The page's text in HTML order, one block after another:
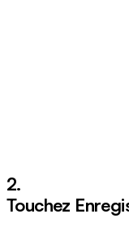
2.
Touchez